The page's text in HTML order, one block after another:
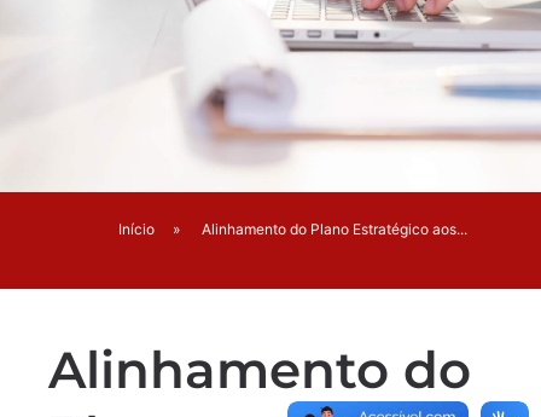
Início » Alinhamento do Plano Estratégico aos...
Alinhamento do